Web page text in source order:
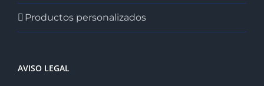
Productos personalizados
AVISO LEGAL